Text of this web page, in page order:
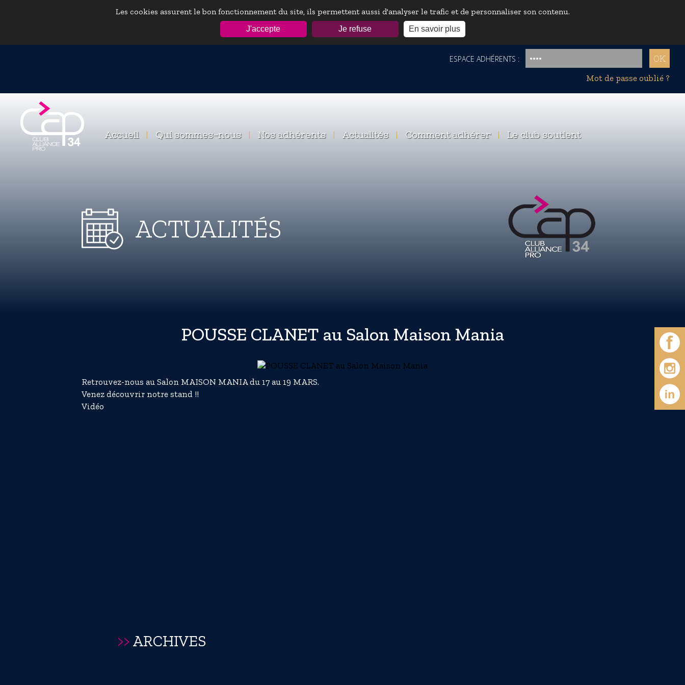
Les cookies assurent le bon fonctionnement du site, ils permettent aussi d'analyser le trafic et de personnaliser son contenu.
J'accepte Je refuse En savoir plus
ESPACE ADHÉRENTS :
Mot de passe oublié ?
Accueil | Qui sommes-nous | Nos adhérents | Actualités | Comment adhérer | Le club soutient
ACTUALITÉS
POUSSE CLANET au Salon Maison Mania
Retrouvez-nous au Salon MAISON MANIA du 17 au 19 MARS.
Venez découvrir notre stand !!
Vidéo
>>ARCHIVES